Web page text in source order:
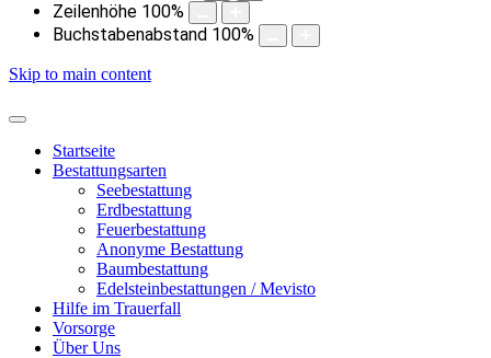
Zeilenhöhe 100%
Buchstabenabstand 100%
Skip to main content
Startseite
Bestattungsarten
Seebestattung
Erdbestattung
Feuerbestattung
Anonyme Bestattung
Baumbestattung
Edelsteinbestattungen / Mevisto
Hilfe im Trauerfall
Vorsorge
Über Uns